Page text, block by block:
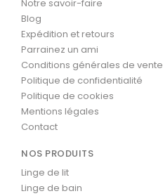
Notre savoir-faire
Blog
Expédition et retours
Parrainez un ami
Conditions générales de vente
Politique de confidentialité
Politique de cookies
Mentions légales
Contact
NOS PRODUITS
Linge de lit
Linge de bain